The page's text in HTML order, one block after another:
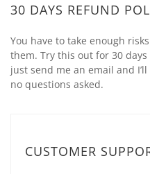
30 DAYS REFUND
You have to take enough
them. Try this out for 30
just send me an email and
no questions asked.
CUSTOMER